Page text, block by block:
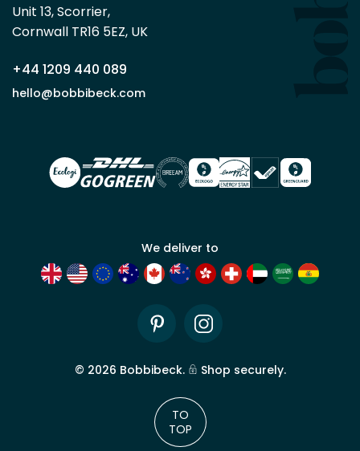
minimum
en
partenaire
commercial
Demander
un compte
Unit 13, Scorrier,
Cornwall TR16 5EZ, UK
+44 1209 440 089
hello@bobbibeck.com
We deliver to
PinterestInstagram
© 2026 Bobbibeck. Shop securely.
TO
TOP